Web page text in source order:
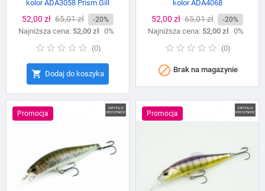
kolor ADA3058 Prism Gill
Cena
52,00 zł Cena
podstawowa
65,01 zł -20%
Najniższa cena: 52,00 zł 0%
(0)
 Dodaj do koszyka
kolor ADA4068
Cena
52,00 zł Cena
podstawowa
65,01 zł -20%
Najniższa cena: 52,00 zł 0%
(0)
 Brak na magazynie
Promocja Promocja